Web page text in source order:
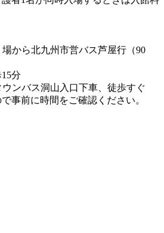
から北九州市営バス芦屋行（90
分
ンバス洞山入口下車、徒歩すぐ
事前に時間をご確認ください。